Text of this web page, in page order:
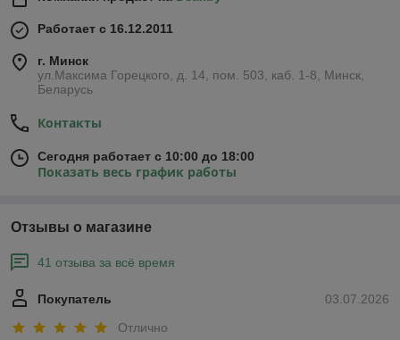
Работает с 16.12.2011
г. Минск
ул.Максима Горецкого, д. 14, пом. 503, каб. 1-8, Минск,
Беларусь
Контакты
Сегодня работает с 10:00 до 18:00
Показать весь график работы
Отзывы о магазине
41 отзыва за всё время
03.07.2026
Покупатель
Отлично